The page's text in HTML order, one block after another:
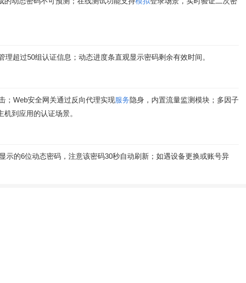
超过50组认证信息；动态进度条直观显示密码剩余有效时间。
；Web安全网关通过反向代理实现服务隐身，内置流量监测模块；多因子
到应用的认证场景。
的6位动态密码，注意该密码30秒自动刷新；如遇设备更换或账号异